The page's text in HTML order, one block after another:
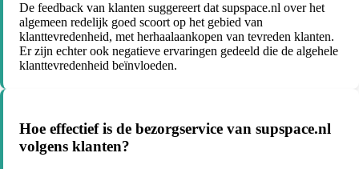
De feedback van klanten suggereert dat supspace.nl over het
algemeen redelijk goed scoort op het gebied van
klanttevredenheid, met herhaalaankopen van tevreden klanten.
Er zijn echter ook negatieve ervaringen gedeeld die de algehele
klanttevredenheid beïnvloeden.
Hoe effectief is de bezorgservice van supspace.nl
volgens klanten?